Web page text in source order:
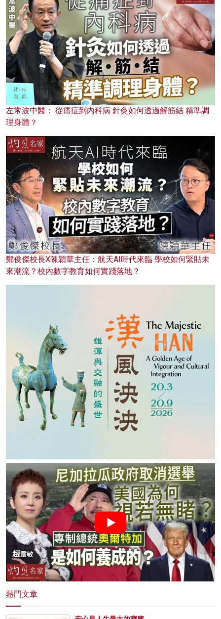
左常波中醫： 從痛症到內科病 針灸如何透過解筋結 精準調
理身體？
鄭俊傑校長X陳穎華主任：航天AI時代來臨 學校如何緊貼未
來潮流？校內數字教育如何實踐落地？
熱門文章